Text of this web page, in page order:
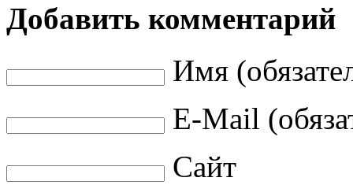
Добавить комментарий
Имя
E-Mail
Сайт